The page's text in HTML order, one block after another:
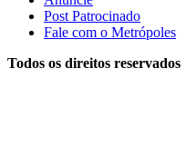
Post Patrocinado
Fale com o Metrópoles
Todos os direitos reservados